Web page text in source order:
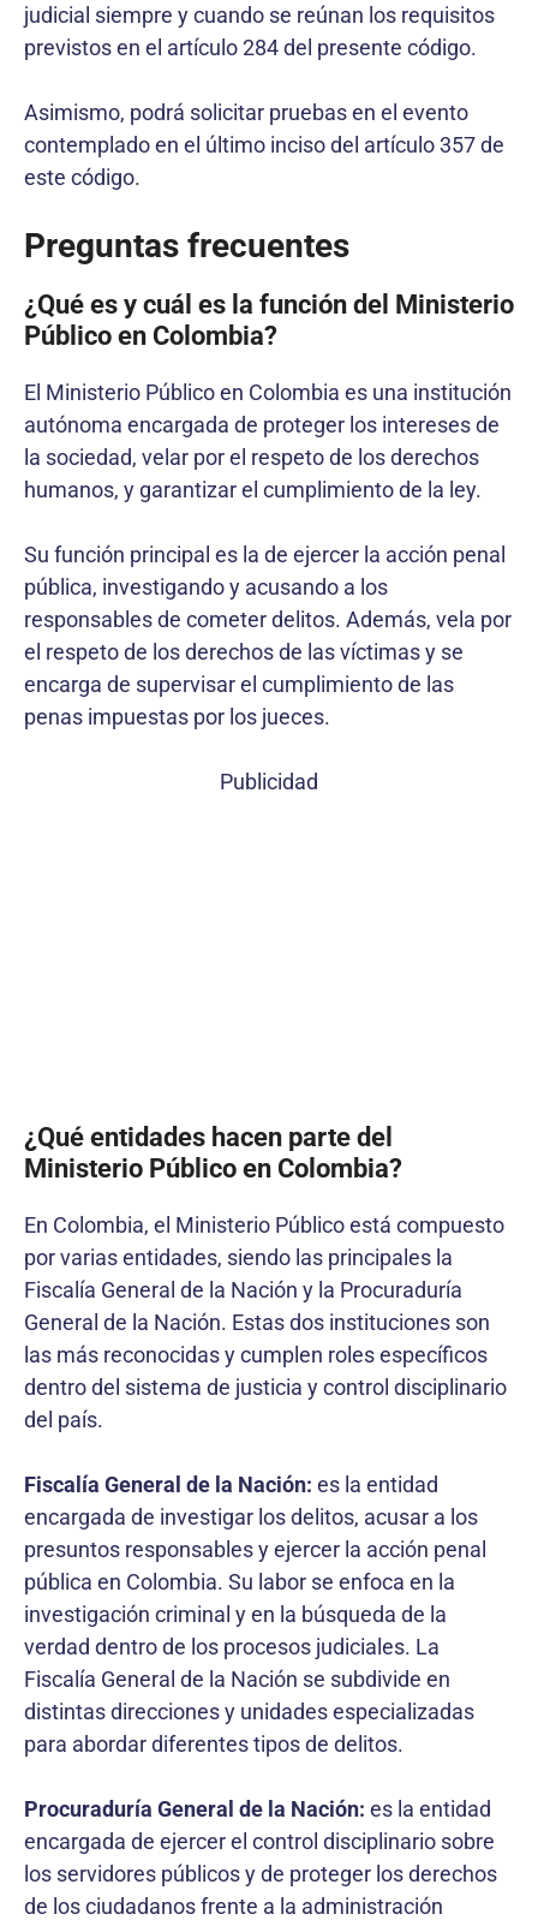
judicial siempre y cuando se reúnan los requisitos
previstos en el artículo 284 del presente código.
Asimismo, podrá solicitar pruebas en el evento
contemplado en el último inciso del artículo 357 de
este código.
Preguntas frecuentes
¿Qué es y cuál es la función del Ministerio
Público en Colombia?
El Ministerio Público en Colombia es una institución
autónoma encargada de proteger los intereses de
la sociedad, velar por el respeto de los derechos
humanos, y garantizar el cumplimiento de la ley.
Su función principal es la de ejercer la acción penal
pública, investigando y acusando a los
responsables de cometer delitos. Además, vela por
el respeto de los derechos de las víctimas y se
encarga de supervisar el cumplimiento de las
penas impuestas por los jueces.
Publicidad
¿Qué entidades hacen parte del
Ministerio Público en Colombia?
En Colombia, el Ministerio Público está compuesto
por varias entidades, siendo las principales la
Fiscalía General de la Nación y la Procuraduría
General de la Nación. Estas dos instituciones son
las más reconocidas y cumplen roles específicos
dentro del sistema de justicia y control disciplinario
del país.
Fiscalía General de la Nación: es la entidad
encargada de investigar los delitos, acusar a los
presuntos responsables y ejercer la acción penal
pública en Colombia. Su labor se enfoca en la
investigación criminal y en la búsqueda de la
verdad dentro de los procesos judiciales. La
Fiscalía General de la Nación se subdivide en
distintas direcciones y unidades especializadas
para abordar diferentes tipos de delitos.
Procuraduría General de la Nación: es la entidad
encargada de ejercer el control disciplinario sobre
los servidores públicos y de proteger los derechos
de los ciudadanos frente a la administración